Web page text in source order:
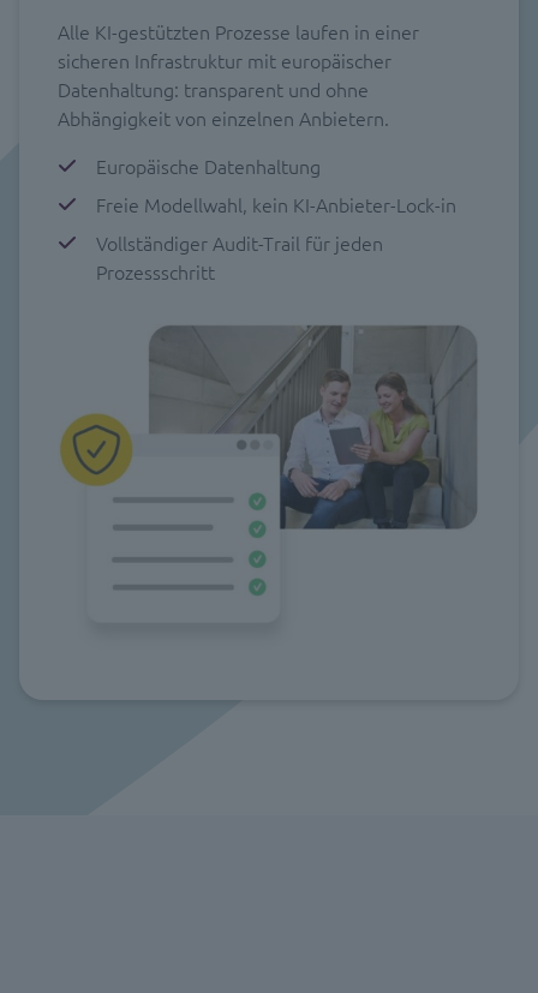
Alle KI-gestützten Prozesse laufen in einer
sicheren Infrastruktur mit europäischer
Datenhaltung: transparent und ohne
Abhängigkeit von einzelnen Anbietern.
Europäische Datenhaltung
Freie Modellwahl, kein KI-Anbieter-Lock-in
Vollständiger Audit-Trail für jeden
Prozessschritt